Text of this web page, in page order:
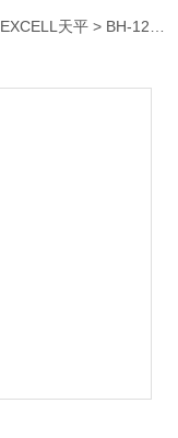
EXCELL天平 > BH-1200g/0.02g EXCELL天平